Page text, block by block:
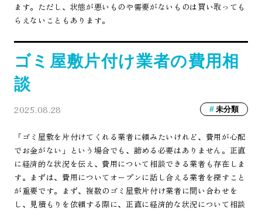
ます。ただし、状態が悪いものや需要がないものは買い取っても
らえないこともあります。
ゴミ屋敷片付け業者の費用相
談
2025.08.28 未分類
「ゴミ屋敷を片付けてくれる業者に頼みたいけれど、費用が心配
でお金がない」という場合でも、諦める必要はありません。正直
に経済的な状況を伝え、費用について相談できる業者も存在しま
す。まずは、費用についてオープンに話し合える業者を探すこと
が重要です。まず、複数のゴミ屋敷片付け業者に問い合わせを
し、見積もりを依頼する際に、正直に経済的な状況について相談